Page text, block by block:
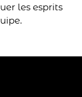
les esprits